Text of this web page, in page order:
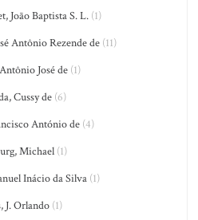
João Baptista S. L.(1)
Antônio Rezende de (11)
José de (1)
Cussy de (6)
António de (4)
Michael (1)
Inácio da Silva(1)
J. Orlando(1)